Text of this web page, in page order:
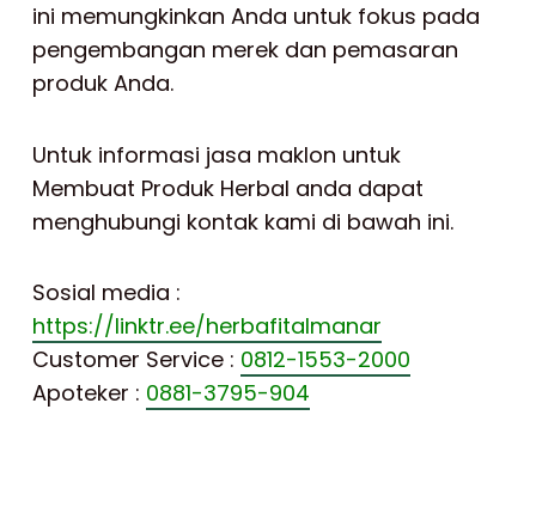
ini memungkinkan Anda untuk fokus pada
pengembangan merek dan pemasaran
produk Anda.
Untuk informasi jasa maklon untuk
Membuat Produk Herbal anda dapat
menghubungi kontak kami di bawah ini.
Sosial media :
https://linktr.ee/herbafitalmanar
Customer Service : 0812-1553-2000
Apoteker : 0881-3795-904